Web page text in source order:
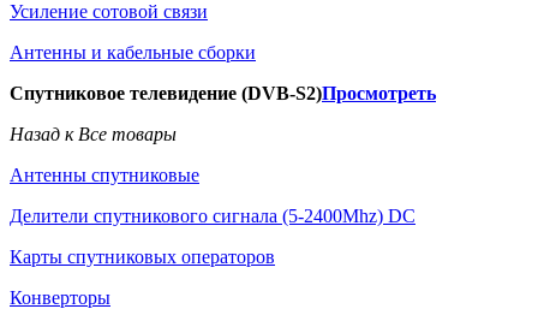
Усиление сотовой связи
Антенны и кабельные сборки
Спутниковое телевидение (DVB-S2)Просмотреть
Назад к Все товары
Антенны спутниковые
Делители спутникового сигнала (5-2400Mhz) DC
Карты спутниковых операторов
Конверторы